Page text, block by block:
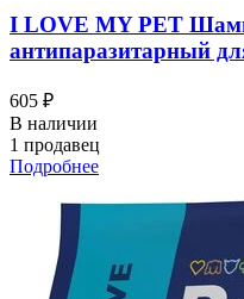
I LOVЕ MY PET
антипаразитарный
605 ₽
В наличии
1 продавец
Подробнее